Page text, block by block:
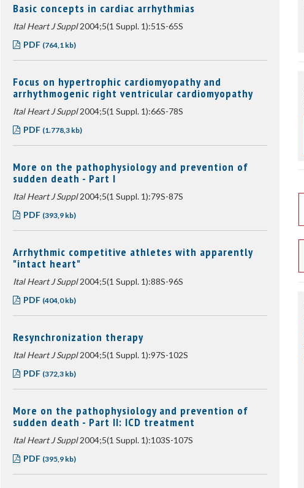
Basic concepts in cardiac arrhythmias
Ital Heart J Suppl2004;5(1 Suppl. 1):51S-65S
PDF (764,1 kb)
Focus on hypertrophic cardiomyopathy and
arrhythmogenic right ventricular cardiomyopathy
Ital Heart J Suppl2004;5(1 Suppl. 1):66S-78S
PDF (1.778,3 kb)
More on the pathophysiology and prevention of
sudden death - Part I
Ital Heart J Suppl2004;5(1 Suppl. 1):79S-87S
PDF (393,9 kb)
Arrhythmic competitive athletes with apparently
"intact heart"
Ital Heart J Suppl2004;5(1 Suppl. 1):88S-96S
PDF (404,0 kb)
Resynchronization therapy
Ital Heart J Suppl2004;5(1 Suppl. 1):97S-102S
PDF (372,3 kb)
More on the pathophysiology and prevention of
sudden death - Part II: ICD treatment
Ital Heart J Suppl2004;5(1 Suppl. 1):103S-107S
PDF (395,9 kb)